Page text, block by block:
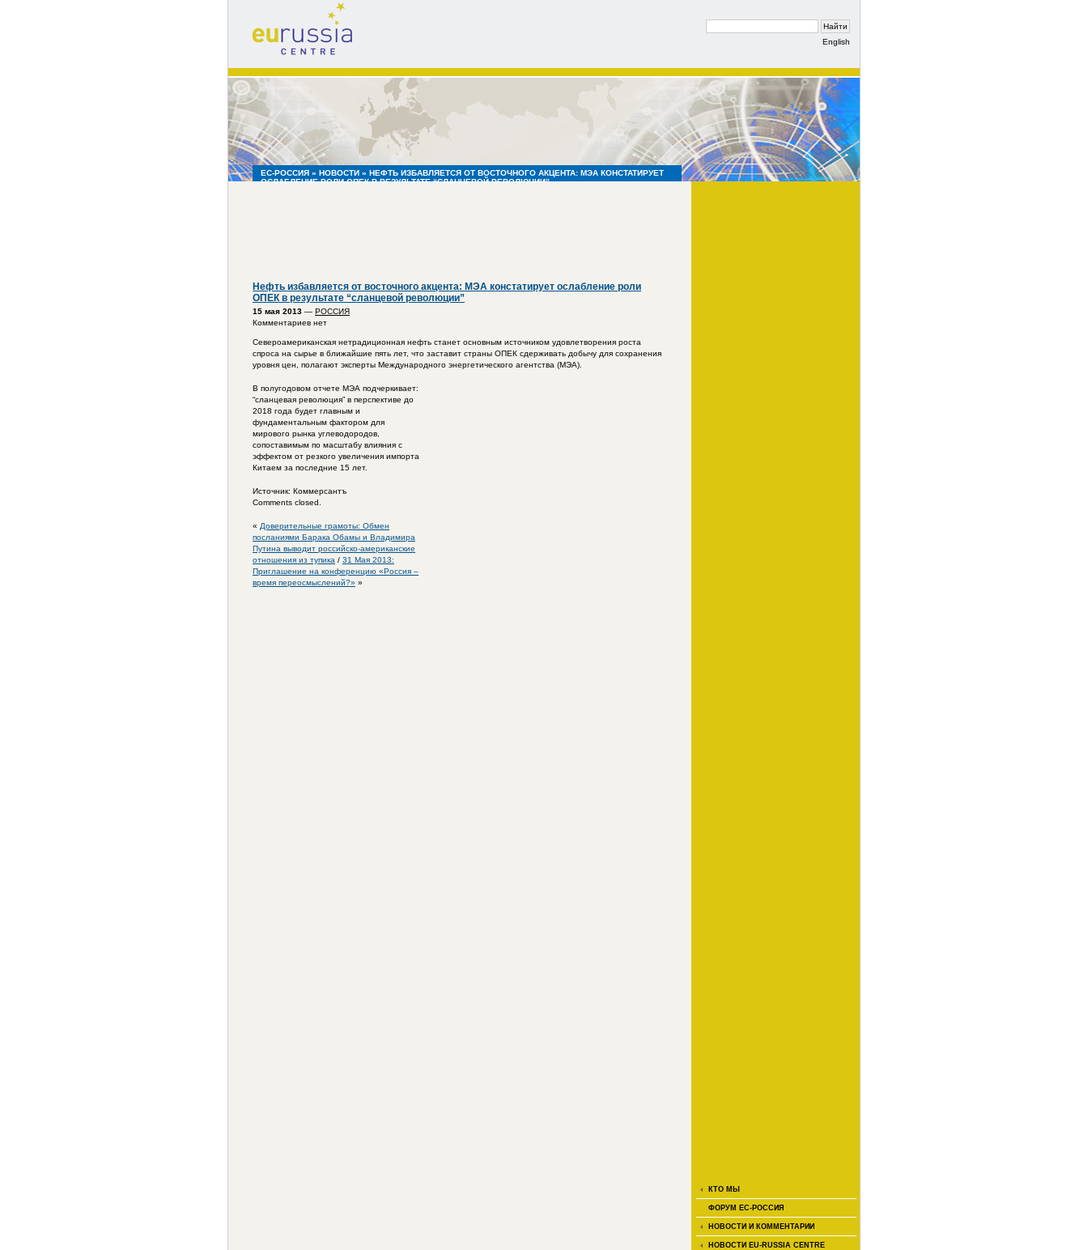
English
eurussia
centre
ЕС-РОССИЯ » НОВОСТИ » НЕФТЬ ИЗБАВЛЯЕТСЯ ОТ ВОСТОЧНОГО АКЦЕНТА: МЭА КОНСТАТИРУЕТ
ОСЛАБЛЕНИЕ РОЛИ ОПЕК В РЕЗУЛЬТАТЕ “СЛАНЦЕВОЙ РЕВОЛЮЦИИ”
КТО МЫ
ФОРУМ ЕС-РОССИЯ
НОВОСТИ И КОММЕНТАРИИ
НОВОСТИ EU-RUSSIA CENTRE
Нефть избавляется от восточного акцента: МЭА констатирует ослабление роли
ОПЕК в результате “сланцевой революции”
15 мая 2013 — РОССИЯ
Комментариев нет
Североамериканская нетрадиционная нефть станет основным источником удовлетворения роста
спроса на сырье в ближайшие пять лет, что заставит страны ОПЕК сдерживать добычу для сохранения
уровня цен, полагают эксперты Международного энергетического агентства (МЭА).
В полугодовом отчете МЭА подчеркивает:
“сланцевая революция” в перспективе до
2018 года будет главным и
фундаментальным фактором для
мирового рынка углеводородов,
сопоставимым по масштабу влияния с
эффектом от резкого увеличения импорта
Китаем за последние 15 лет.
Источник: Коммерсантъ
Comments closed.
« Доверительные грамоты: Обмен
посланиями Барака Обамы и Владимира
Путина выводит российско-американские
отношения из тупика / 31 Мая 2013:
Приглашение на конференцию «Россия –
время переосмыслений?» »